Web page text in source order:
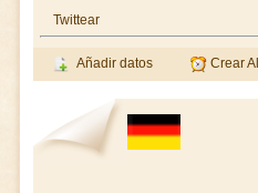
Twittear
Añadir datos Crear